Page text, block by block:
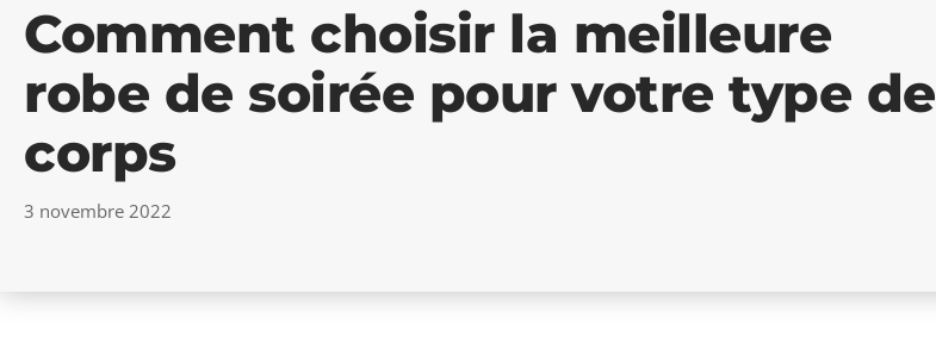
Comment choisir la meilleure
robe de soirée pour votre type de
corps
3 novembre 2022